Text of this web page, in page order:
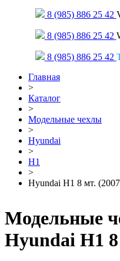
8 (985) 886 25 42
8 (985) 886 25 42
8 (985) 886 25 42
Главная
>
Каталог
>
Модельные чехлы
>
Hyundai
>
H1
>
Hyundai H1 8 мт.
Модельные
Hyundai H1